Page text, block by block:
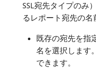
SSL宛先タイプのみ
るレポート宛先の名
既存の宛先を指
名を選択します
できます。